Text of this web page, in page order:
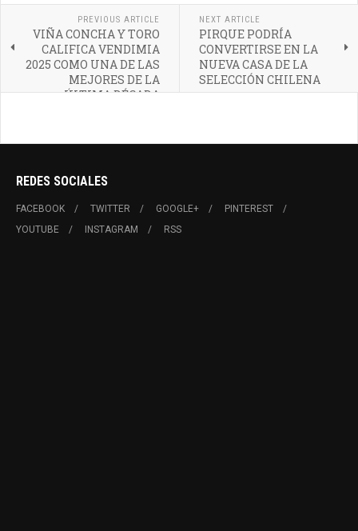
PREVIOUS ARTICLE
VIÑA CONCHA Y TORO
CALIFICA VENDIMIA
2025 COMO UNA DE LAS
MEJORES DE LA
ÚLTIMA DÉCADA
NEXT ARTICLE
PIRQUE PODRÍA
CONVERTIRSE EN LA
NUEVA CASA DE LA
SELECCIÓN CHILENA
REDES SOCIALES
FACEBOOK TWITTER GOOGLE+
PINTEREST
YOUTUBE
INSTAGRAM RSS